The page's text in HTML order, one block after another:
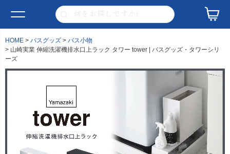
HOME バスグッズ
バス小物
山崎実業 伸縮洗濯機排水口上ラック タワー tower | バスグッズ・タワーシリ
ーズ